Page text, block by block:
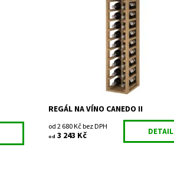
Dřevěný regál na uskladnění vína.
Smontováno z výroby
Skladem
EX2032
Expovinalia
2 roky
REGÁL NA VÍNO CANEDO II
od 2 680 Kč bez DPH
od 3 243 Kč DETAIL